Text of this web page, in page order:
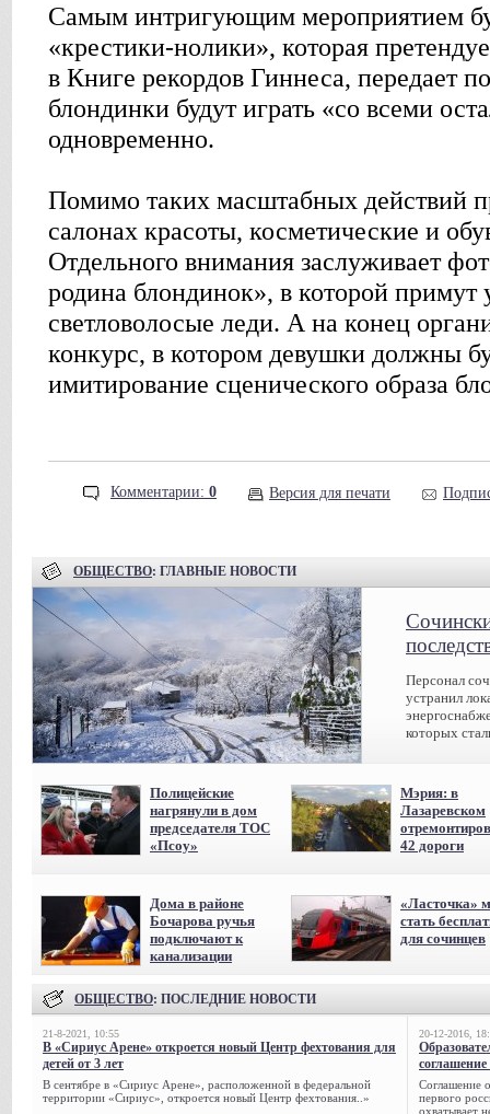
Самым интригующим мероприятием
«крестики-нолики», которая
в Книге рекордов Гиннеса, передает
блондинки будут играть «со всеми
одновременно.
Помимо таких масштабных действий
салонах красоты, косметические и
Отдельного внимания заслуживает
родина блондинок», в которой примут
светловолосые леди. А на конец
конкурс, в котором девушки должны
имитирование сценического образа
Комментарии: 0 Версия для печати
ОБЩЕСТВО: ГЛАВНЫЕ НОВОСТИ
Персонал
устранил
которых
Полицейские
нагрянули в дом
председателя ТОС
«Псоу»
Мэрия: в
Лазаревском
42 дороги
Дома в районе
Бочарова ручья
подключают к
канализации
«Ласточка»
стать
для сочинцев
ОБЩЕСТВО: ПОСЛЕДНИЕ НОВОСТИ
21-8-2021, 10:55
В «Сириус Арене» откроется новый Центр фехтования для
детей от 3 лет
В сентябре в «Сириус Арене», расположенной в федеральной
территории «Сириус», откроется новый Центр фехтования..»
20-12-2016,
соглашение
Соглашение
первого
охватывает